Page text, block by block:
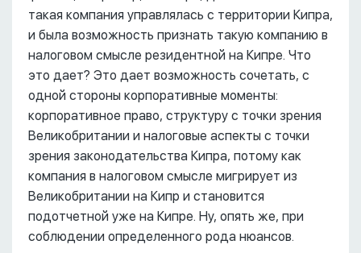
такая компания управлялась с территории Кипра,
и была возможность признать такую компанию в
налоговом смысле резидентной на Кипре. Что
это дает? Это дает возможность сочетать, с
одной стороны корпоративные моменты:
корпоративное право, структуру с точки зрения
Великобритании и налоговые аспекты с точки
зрения законодательства Кипра, потому как
компания в налоговом смысле мигрирует из
Великобритании на Кипр и становится
подотчетной уже на Кипре. Ну, опять же, при
соблюдении определенного рода нюансов.